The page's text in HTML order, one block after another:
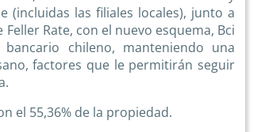
(incluidas las filiales locales), junto a
Rate, con el nuevo esquema, Bci
chileno, manteniendo una
factores que le permitirán seguir
el 55,36% de la propiedad.